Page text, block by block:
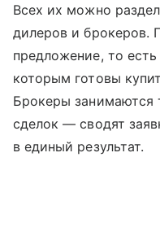
Всех их можно
дилеров и брокеров.
предложение, то
которым готовы
Брокеры занимаются
сделок — сводят
в единый результат.